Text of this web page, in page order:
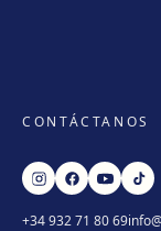
CONTÁCTANOS
+34 932 71 80 69